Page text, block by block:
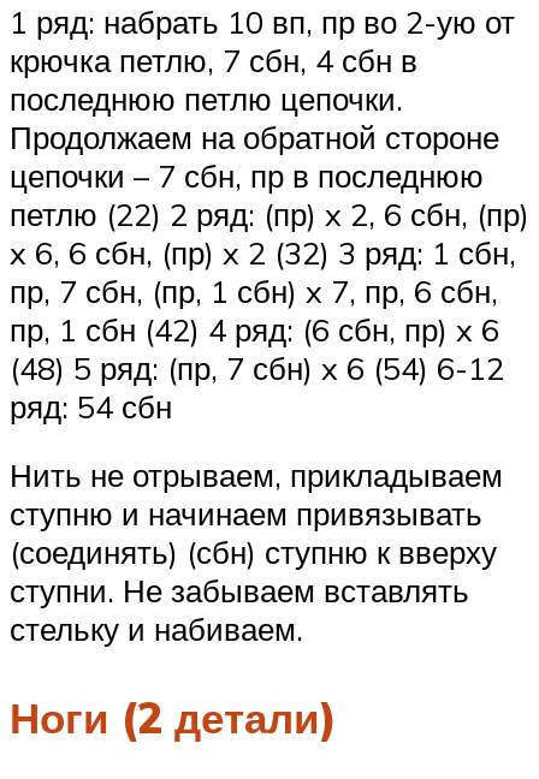
1 ряд: набрать 10 вп, пр во 2-ую от
крючка петлю, 7 сбн, 4 сбн в
последнюю петлю цепочки.
Продолжаем на обратной стороне
цепочки – 7 сбн, пр в последнюю
петлю (22) 2 ряд: (пр) x 2, 6 сбн, (пр)
x 6, 6 сбн, (пр) x 2 (32) 3 ряд: 1 сбн,
пр, 7 сбн, (пр, 1 сбн) x 7, пр, 6 сбн,
пр, 1 сбн (42) 4 ряд: (6 сбн, пр) x 6
(48) 5 ряд: (пр, 7 сбн) x 6 (54) 6-12
ряд: 54 сбн
Нить не отрываем, прикладываем
ступню и начинаем привязывать
(соединять) (сбн) ступню к вверху
ступни. Не забываем вставлять
стельку и набиваем.
Ноги (2 детали)